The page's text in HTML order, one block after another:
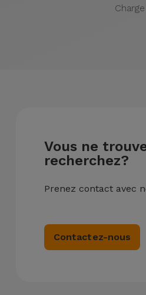
Vous ne
recherchez?
Prenez contact avec
Contactez-nous